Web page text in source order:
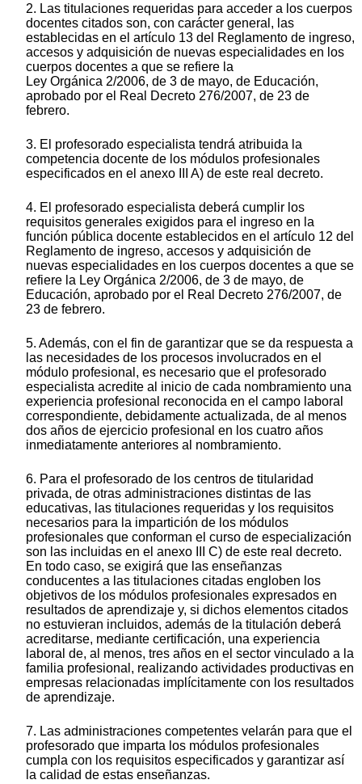
2. Las titulaciones requeridas para acceder a los cuerpos
docentes citados son, con carácter general, las
establecidas en el artículo 13 del Reglamento de ingreso,
accesos y adquisición de nuevas especialidades en los
cuerpos docentes a que se refiere la
Ley Orgánica 2/2006, de 3 de mayo, de Educación,
aprobado por el Real Decreto 276/2007, de 23 de
febrero.
3. El profesorado especialista tendrá atribuida la
competencia docente de los módulos profesionales
especificados en el anexo III A) de este real decreto.
4. El profesorado especialista deberá cumplir los
requisitos generales exigidos para el ingreso en la
función pública docente establecidos en el artículo 12 del
Reglamento de ingreso, accesos y adquisición de
nuevas especialidades en los cuerpos docentes a que se
refiere la Ley Orgánica 2/2006, de 3 de mayo, de
Educación, aprobado por el Real Decreto 276/2007, de
23 de febrero.
5. Además, con el fin de garantizar que se da respuesta a
las necesidades de los procesos involucrados en el
módulo profesional, es necesario que el profesorado
especialista acredite al inicio de cada nombramiento una
experiencia profesional reconocida en el campo laboral
correspondiente, debidamente actualizada, de al menos
dos años de ejercicio profesional en los cuatro años
inmediatamente anteriores al nombramiento.
6. Para el profesorado de los centros de titularidad
privada, de otras administraciones distintas de las
educativas, las titulaciones requeridas y los requisitos
necesarios para la impartición de los módulos
profesionales que conforman el curso de especialización
son las incluidas en el anexo III C) de este real decreto.
En todo caso, se exigirá que las enseñanzas
conducentes a las titulaciones citadas engloben los
objetivos de los módulos profesionales expresados en
resultados de aprendizaje y, si dichos elementos citados
no estuvieran incluidos, además de la titulación deberá
acreditarse, mediante certificación, una experiencia
laboral de, al menos, tres años en el sector vinculado a la
familia profesional, realizando actividades productivas en
empresas relacionadas implícitamente con los resultados
de aprendizaje.
7. Las administraciones competentes velarán para que el
profesorado que imparta los módulos profesionales
cumpla con los requisitos especificados y garantizar así
la calidad de estas enseñanzas.